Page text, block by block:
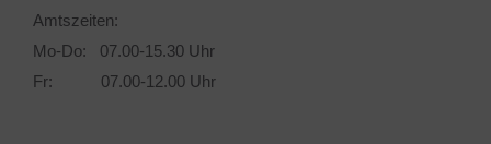
Amtszeiten:
Mo-Do: 07.00-15.30 Uhr
Fr: 07.00-12.00 Uhr